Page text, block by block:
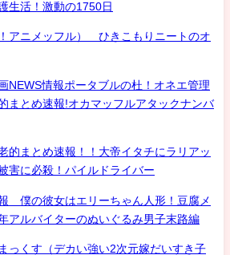
生活！激動の1750日
アニメッフル） ひきこもりニートのオ
NEWS情報ポータブルの杜！オネエ管理
まとめ速報!オカマッフルアタックナンバ
的まとめ速報！！大帝イタチにラリアッ
害に必殺！パイルドライバー
僕の彼女はエリーちゃん人形！豆腐メ
アルバイターのぬいぐるみ男子末路編
っくす（デカい強い2次元嫁だいすき子